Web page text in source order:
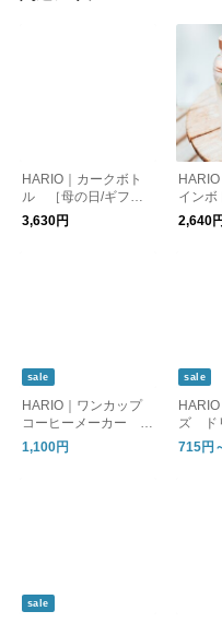
HARIO｜カークボト
ル ［母の日/ギフ
ト］
3,630円
インボ
ル
2,640
sale
HARIO｜ワンカップ
コーヒーメーカー B
ATON ［母の日/ギフ
ト］
1,100円
sale
ズ ド
ー／フ
715円
sale